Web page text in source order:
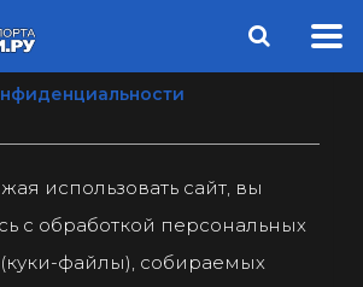
использовать сайт, вы
с обработкой персональных
файлы), собираемых